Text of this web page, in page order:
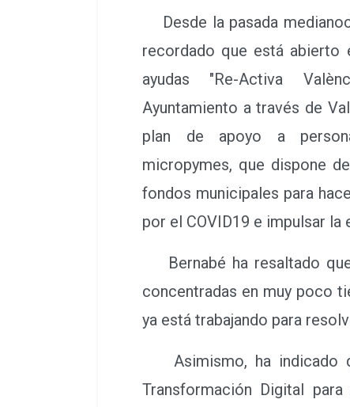
Desde la pasada
recordado que está
ayudas "Re-Activa
Ayuntamiento a través de
plan de apoyo a
micropymes, que dispone
fondos municipales para
por el COVID19 e impulsar la
Bernabé ha resaltado que
concentradas en muy poco
ya está trabajando para
Asimismo, ha indicado
Transformación Digital